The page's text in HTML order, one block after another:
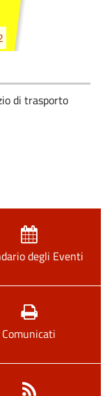
di trasporto
degli Eventi
Comunicati